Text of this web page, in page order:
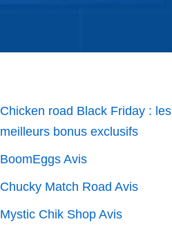
Chicken road Black Friday : les
meilleurs bonus exclusifs
BoomEggs Avis
Chucky Match Road Avis
Mystic Chik Shop Avis